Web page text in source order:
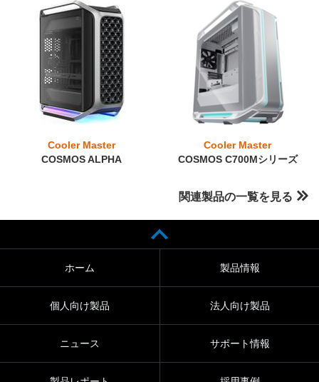
Cooler Master
COSMOS ALPHA
Cooler Master
COSMOS C700Mシリーズ
関連製品の一覧を見る
ホーム 製品情報
個人向け製品 法人向け製品
ニュース サポート情報